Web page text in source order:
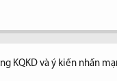
KQKD và ý kiến nhấn